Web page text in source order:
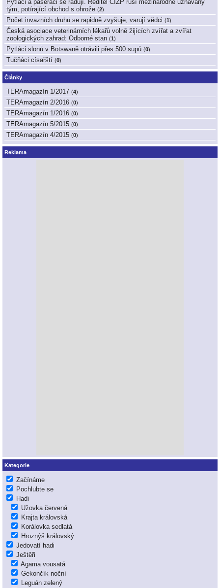
Pytláci a pašeráci se radují. Ředitel ČIŽP ruší mezinárodně uznávaný
tým, potírající obchod s ohrože (2)
Počet invazních druhů se rapidně zvyšuje, varují vědci (1 )
Česká asociace veterinárních lékařů volně žijících zvířat a zvířat
zoologických zahrad: Odborné stan (1 )
Pytláci slonů v Botswaně otrávili přes 500 supů (0)
Tučňáci císařští (0)
Články
TERAmagazín 1/2017 (4)
TERAmagazín 2/2016 (0)
TERAmagazín 1/2016 (0)
TERAmagazín 5/2015 (0)
TERAmagazín 4/2015 (0)
Reklama
Kategorie
Začínáme
Pochlubte se
Hadi
Užovka červená
Krajta královská
Korálovka sedlatá
Hroznýš královský
Jedovatí hadi
Ještěři
Agama vousatá
Gekončík noční
Leguán zelený